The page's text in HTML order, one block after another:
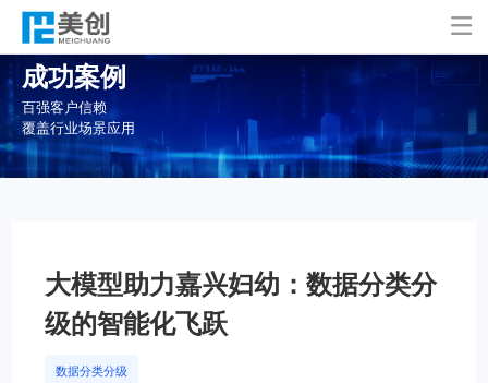

成功案例
百强客户信赖
覆盖行业场景应用
大模型助力嘉兴妇幼：数据分类分
级的智能化飞跃
数据分类分级